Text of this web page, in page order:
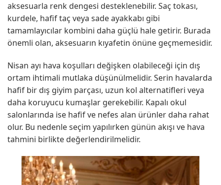
aksesuarla renk dengesi desteklenebilir. Saç tokası,
kurdele, hafif taç veya sade ayakkabı gibi
tamamlayıcılar kombini daha güçlü hale getirir. Burada
önemli olan, aksesuarın kıyafetin önüne geçmemesidir.
Nisan ayı hava koşulları değişken olabileceği için dış
ortam ihtimali mutlaka düşünülmelidir. Serin havalarda
hafif bir dış giyim parçası, uzun kol alternatifleri veya
daha koruyucu kumaşlar gerekebilir. Kapalı okul
salonlarında ise hafif ve nefes alan ürünler daha rahat
olur. Bu nedenle seçim yapılırken günün akışı ve hava
tahmini birlikte değerlendirilmelidir.